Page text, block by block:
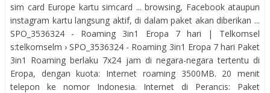
sim card Europe kartu simcard ... browsing, Facebook ataupun
instagram kartu langsung aktif, di dalam paket akan diberikan ...
SPO_3536324 - Roaming 3in1 Eropa 7 hari | Telkomsel
s:telkomselm › SPO_3536324 - Roaming 3in1 Eropa 7 hari Paket
3in1 Roaming berlaku 7x24 jam di negara-negara tertentu di
Eropa, dengan kuota: Internet roaming 3500MB. 20 menit
telepon ke nomor Indonesia. Internet di Perancis: Paket